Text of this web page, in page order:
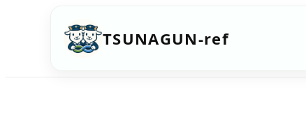
TSUNAGUN-ref